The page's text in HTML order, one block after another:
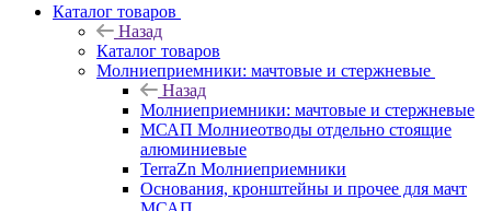
Каталог товаров
Назад
Каталог товаров
Молниеприемники: мачтовые и стержневые
Назад
Молниеприемники: мачтовые и стержневые
МСАП Молниеотводы отдельно стоящие
алюминиевые
TerraZn Молниеприемники
Основания, кронштейны и прочее для мачт